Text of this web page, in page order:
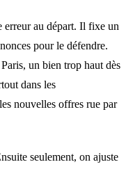
erreur au départ. Il fixe un
pour le défendre.
un bien trop haut dès
dans les
nouvelles offres rue par
seulement, on ajuste